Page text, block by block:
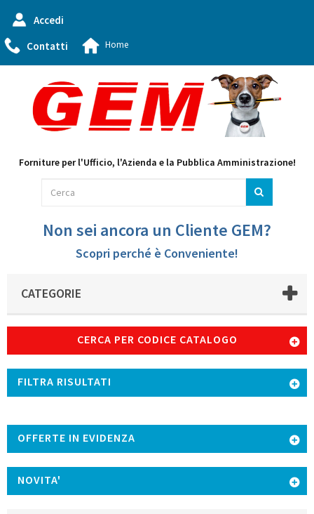
Accedi
Contatti
Home
Forniture per l'Ufficio, l'Azienda e la Pubblica Amministrazione!
Non sei ancora un Cliente GEM?
Scopri perché è Conveniente!
CATEGORIE
CERCA PER CODICE CATALOGO
FILTRA RISULTATI
OFFERTE IN EVIDENZA
NOVITA'